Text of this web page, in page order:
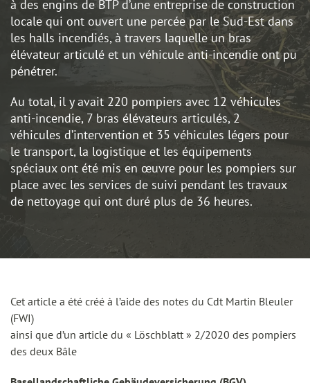
à des engins de BTP d’une entreprise de construction
locale qui ont ouvert une percée par le Sud-Est dans
les halls incendiés, à travers laquelle un bras
élévateur articulé et un véhicule anti-incendie ont pu
pénétrer.
Au total, il y avait 220 pompiers avec 12 véhicules
anti-incendie, 7 bras élévateurs articulés, 2
véhicules d’intervention et 35 véhicules légers pour
le transport, la logistique et les équipements
spéciaux ont été mis en œuvre pour les pompiers sur
place avec les services de suivi pendant les travaux
de nettoyage qui ont duré plus de 36 heures.
Cet article a été créé à l’aide des notes du Cdt Martin Bleuler
(FWI)
ainsi que d’un article du « Löschblatt » 2/2020 des pompiers
des deux Bâle